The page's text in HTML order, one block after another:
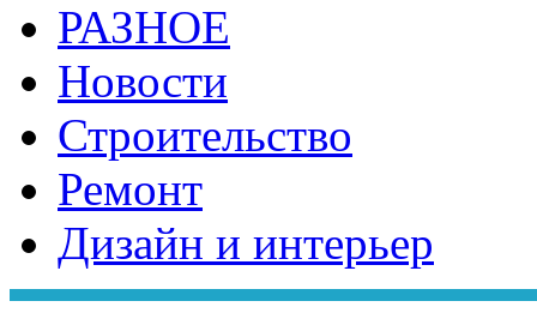
РАЗНОЕ
Новости
Строительство
Ремонт
Дизайн и интерьер